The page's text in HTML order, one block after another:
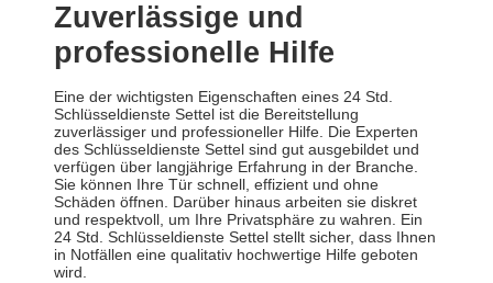
Zuverlässige und
professionelle Hilfe
Eine der wichtigsten Eigenschaften eines 24 Std.
Schlüsseldienste Settel ist die Bereitstellung
zuverlässiger und professioneller Hilfe. Die Experten
des Schlüsseldienste Settel sind gut ausgebildet und
verfügen über langjährige Erfahrung in der Branche.
Sie können Ihre Tür schnell, effizient und ohne
Schäden öffnen. Darüber hinaus arbeiten sie diskret
und respektvoll, um Ihre Privatsphäre zu wahren. Ein
24 Std. Schlüsseldienste Settel stellt sicher, dass Ihnen
in Notfällen eine qualitativ hochwertige Hilfe geboten
wird.